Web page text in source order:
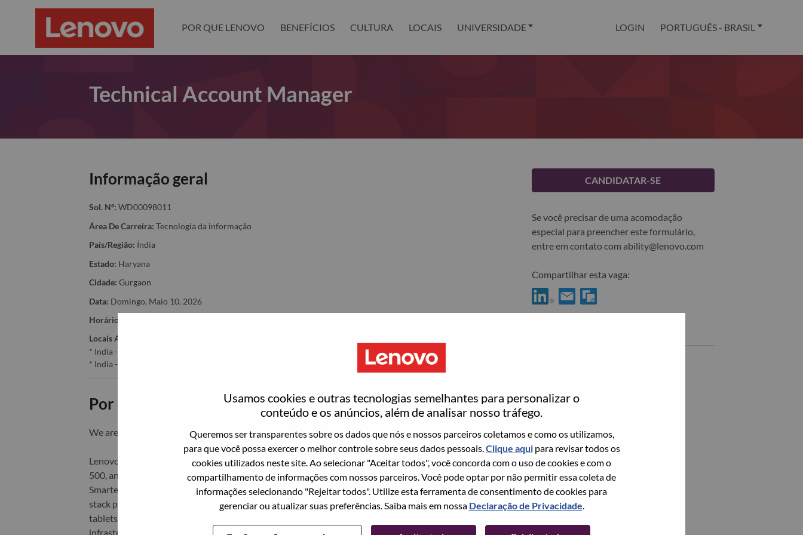
Usamos cookies e outras tecnologias semelhantes para personalizar o
conteúdo e os anúncios, além de analisar nosso tráfego.
Queremos ser transparentes sobre os dados que nós e nossos parceiros coletamos e como os utilizamos,
para que você possa exercer o melhor controle sobre seus dados pessoais. Clique aquipara revisar todos os
cookies utilizados neste site. Ao selecionar "Aceitar todos", você concorda com o uso de cookies e com o
compartilhamento de informações com nossos parceiros. Você pode optar por não permitir essa coleta de
informações selecionando "Rejeitar todos". Utilize esta ferramenta de consentimento de cookies para
gerenciar ou atualizar suas preferências. Saiba mais em nossa Declaração de Privacidade
POR QUE LENOVO BENEFÍCIOS CULTURA LOCAIS UNIVERSIDADE LOGIN PORTUGUÊS - BRASIL
Technical Account Manager
Informação geral
Sol. Nº: WD00098011
Área De Carreira: Tecnologia da informação
País/Região: Índia
Estado: Haryana
Cidade: Gurgaon
Data: Domingo, Maio 10, 2026
Horário De Trabalho:
Locais Adicionais
* India - Haryāna - Gurgaon
* India - Haryāna - Gurgaon
Por que trabalhar na Lenovo
We are Lenovo. We do what we say. We own what we do. We WOW our customers.
Lenovo is a US$83 billion revenue global technology powerhouse, ranked #196 in the Fortune Global
500, and serving millions of customers every day in 180 markets. Focused on a bold vision to deliver
Smarter Technology for All, Lenovo has built on its success as the world’s largest PC company with a full-
stack portfolio of AI-enabled, AI-ready, and AI-optimized devices (PCs, workstations, smartphones,
tablets), infrastructure (server, storage, edge, high performance computing and software defined
infrastructure), software, solutions, and services. Lenovo’s continued investment in world-changing
CANDIDATAR-SE
Se você precisar de uma acomodação
especial para preencher este formulário,
entre em contato com ability@lenovo.com
Compartilhar esta vaga: